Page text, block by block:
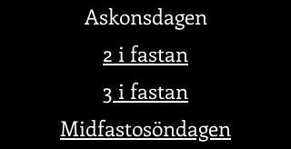
Askonsdagen
2 i fastan
3 i fastan
Midfastosöndagen